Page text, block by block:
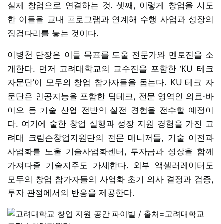
실제 창업으로 연결하는 것. 셋째, 이렇게 창업을 시도
한 이들을 교내 프로그램과 연계해 수행 사업과 성장의
징검다리를 놓는 것이다.
이병천 단장은 이들 목표를 도울 전문가와 멘토진을 소
개한다. 먼저 고려대학교의 교수진을 포함한 ‘KU 테크
자문단’이 모두의 창업 참가자들을 돕는다. KU 테크 자
문단은 인공지능을 포함한 딥테크, 전문 영역인 의료·바
이오 등 기술 산업 전반의 실전 경험을 전수할 예정이
다. 여기에 숱한 창업 실행과 성장 지원 경험을 가진 고
려대 크림슨창업지원단의 전문 매니저들, 기술 이전과
사업화를 도울 기술사업화센터, 투자금과 성장을 함께
가져다줄 기술지주도 가세한다. 외부 액셀러레이터도
모두의 창업 참가자들의 사업화 초기 의사 결정과 검증,
투자 관점에서의 반응을 제공한다.